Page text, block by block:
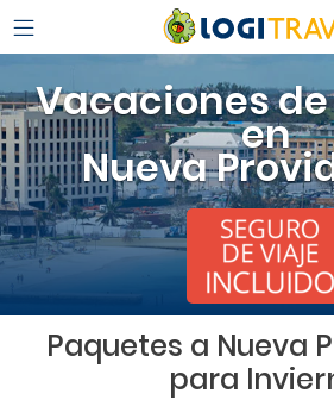
Vacaciones
en
Nueva
Paquetes a Nueva
para